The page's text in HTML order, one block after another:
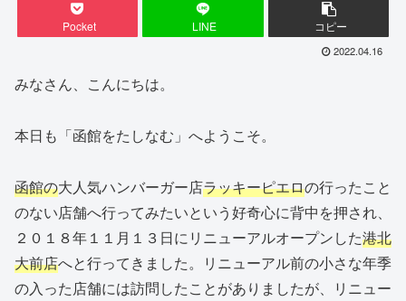
Pocket LINE コピー
2022.04.16
みなさん、こんにちは。
本日も「函館をたしなむ」へようこそ。
函館の大人気ハンバーガー店ラッキーピエロの行ったこと
のない店舗へ行ってみたいという好奇心に背中を押され、
２０１８年１１月１３日にリニューアルオープンした港北
大前店へと行ってきました。リニューアル前の小さな年季
の入った店舗には訪問したことがありましたが、リニュー